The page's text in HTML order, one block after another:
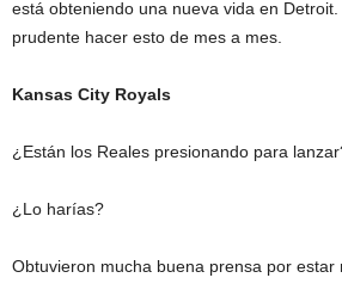
está obteniendo una nueva vida en
prudente hacer esto de mes a mes.
Kansas City Royals
¿Están los Reales presionando para
¿Lo harías?
Obtuvieron mucha buena prensa por estar